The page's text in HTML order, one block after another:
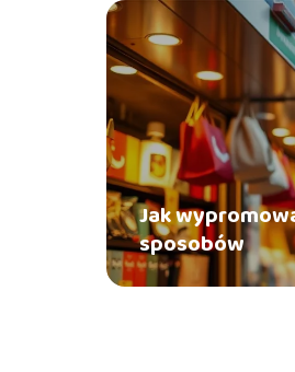
Jak
sposobów